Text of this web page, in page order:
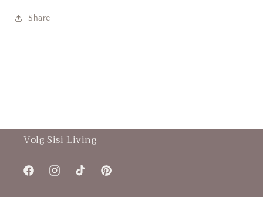
Share
Volg Sisi Living
FacebookInstagramTikTok Pinterest